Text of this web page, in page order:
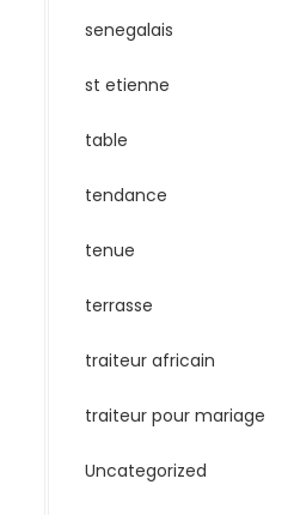
senegalais
st etienne
table
tendance
tenue
terrasse
traiteur africain
traiteur pour mariage
Uncategorized